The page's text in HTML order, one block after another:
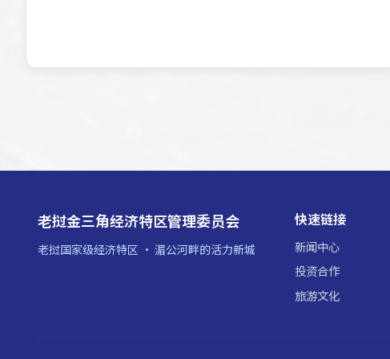
老挝金三角经济特区管理委员会
老挝国家级经济特区 · 湄公河畔的活力新城
快速链接
新闻中心
投资合作
旅游文化